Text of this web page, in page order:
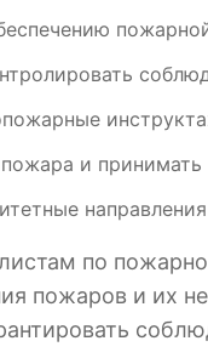
и
по
пожаров и их